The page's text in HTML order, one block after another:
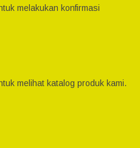
melakukan konfirmasi
melihat katalog produk kami.